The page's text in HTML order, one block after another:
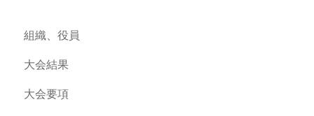
組織、役員
大会結果
大会要項